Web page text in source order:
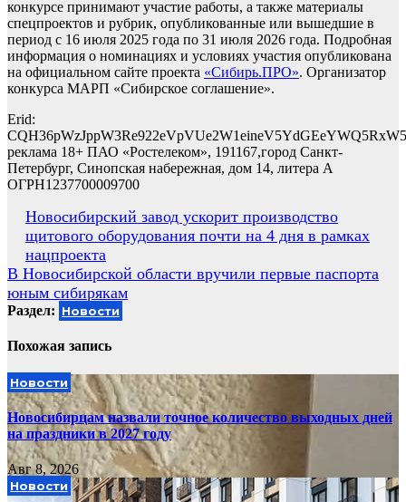
конкурсе принимают участие работы, а также материалы
спецпроектов и рубрик, опубликованные или вышедшие в
период с 16 июля 2025 года по 31 июля 2026 года. Подробная
информация о номинациях и условиях участия опубликована
на официальном сайте проекта «Сибирь.ПРО». Организатор
конкурса МАРП «Сибирское соглашение».
Erid:
CQH36pWzJppW3Re922eVpVUe2W1eineV5YdGEeYWQ5RxW5
реклама 18+ ПАО «Ростелеком», 191167,город Санкт-
Петербург, Синопская набережная, дом 14, литера А
ОГРН1237700009700
Навигация
по
записям
Новосибирский завод ускорит производство
щитового оборудования почти на 4 дня в рамках
нацпроекта
В Новосибирской области вручили первые паспорта
юным сибирякам
Раздел: Новости
Похожая запись
Новости
Новосибирцам назвали точное количество выходных дней
на праздники в 2027 году
Авг 8, 2026
Новости